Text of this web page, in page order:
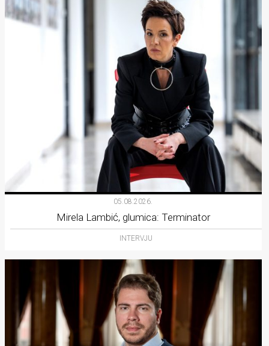
05.08.2026.
Mirela Lambić, glumica: Terminator
INTERVJU